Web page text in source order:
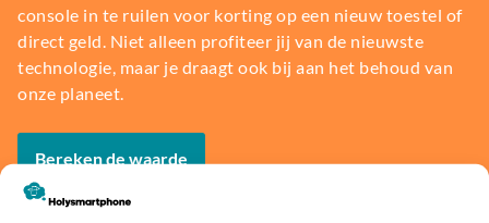
console in te ruilen voor korting op een nieuw toestel of
direct geld. Niet alleen profiteer jij van de nieuwste
technologie, maar je draagt ook bij aan het behoud van
onze planeet.
Bereken de waarde